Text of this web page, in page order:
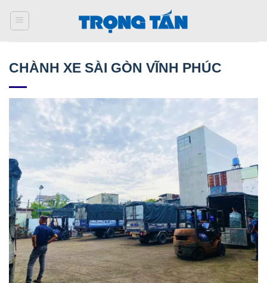
qua
CHÀNH XE SÀI GÒN VĨNH PHÚC